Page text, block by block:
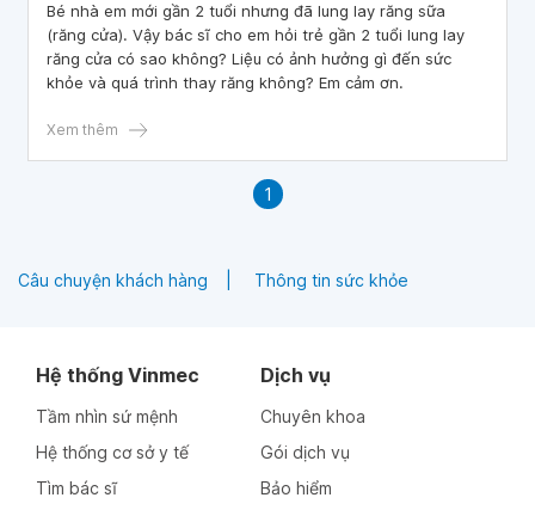
Bé nhà em mới gần 2 tuổi nhưng đã lung lay răng sữa
(răng cửa). Vậy bác sĩ cho em hỏi trẻ gần 2 tuổi lung lay
răng cửa có sao không? Liệu có ảnh hưởng gì đến sức
khỏe và quá trình thay răng không? Em cảm ơn.
Xem thêm
1
Câu chuyện khách hàng Thông tin sức khỏe
Hệ thống Vinmec
Tầm nhìn sứ mệnh
Hệ thống cơ sở y tế
Tìm bác sĩ
Dịch vụ
Chuyên khoa
Gói dịch vụ
Bảo hiểm